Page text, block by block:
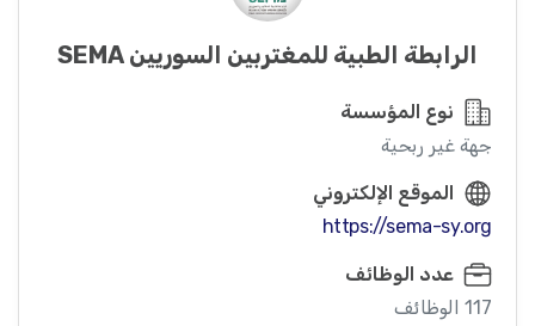
الرابطة الطبية للمغتربين السوريين SEMA
نوع المؤسسة
جهة غير ربحية
الموقع الإلكتروني
https://sema-sy.org
عدد الوظائف
117 الوظائف